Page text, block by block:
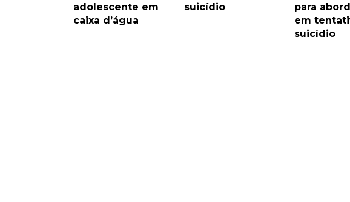
adolescente em
caixa d’água
suicídio
para
em
suicídio